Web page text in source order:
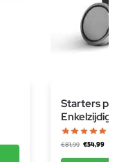
Starters
Enkelzijdig
€81,99 €54,99